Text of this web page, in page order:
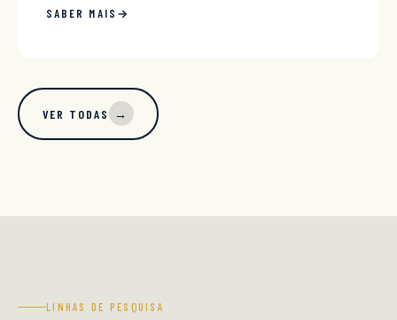
SABER MAIS
VER TODAS →
LINHAS DE PESQUISA